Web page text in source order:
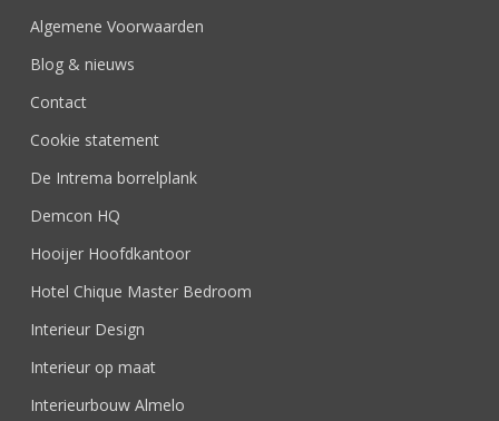
Algemene Voorwaarden
Blog & nieuws
Contact
Cookie statement
De Intrema borrelplank
Demcon HQ
Hooijer Hoofdkantoor
Hotel Chique Master Bedroom
Interieur Design
Interieur op maat
Interieurbouw Almelo